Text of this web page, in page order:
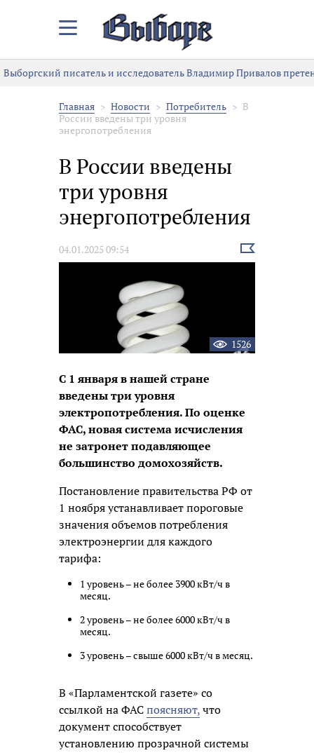
Закрыть/
меню
Выборгский писатель и исследователь Владимир Привалов
Главная Новости Потребитель
В
России введены три уровня
энергопотребления
В России введены
три уровня
энергопотребления
04.01.2025 09:54
Выбрать
новость
1526
С 1 января в нашей стране
введены три уровня
электропотребления. По оценке
ФАС, новая система исчисления
не затронет подавляющее
большинство домохозяйств.
Постановление правительства РФ от
1 ноября устанавливает пороговые
значения объемов потребления
электроэнергии для каждого
тарифа:
1 уровень – не более 3900 кВт/ч в
месяц.
2 уровень – не более 6000 кВт/ч в
месяц.
3 уровень – свыше 6000 кВт/ч в месяц.
В «Парламентской газете» со
ссылкой на ФАСпоясняют,что
документ способствует
установлению прозрачной системы